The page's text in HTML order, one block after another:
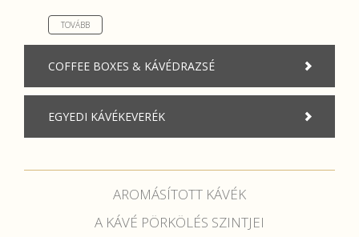
TOVÁBB
COFFEE BOXES & KÁVÉDRAZSÉ
EGYEDI KÁVÉKEVERÉK
AROMÁSÍTOTT KÁVÉK
A KÁVÉ PÖRKÖLÉS SZINTJEI